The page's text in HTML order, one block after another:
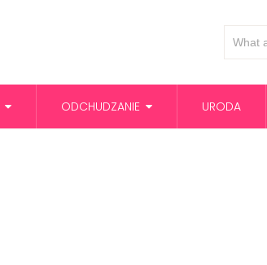
ODCHUDZANIE URODA